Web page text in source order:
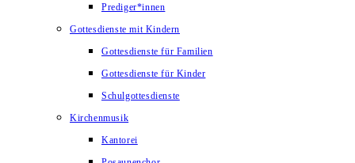
Prediger*innen
Gottesdienste mit Kindern
Gottesdienste für Familien
Gottesdienste für Kinder
Schulgottesdienste
Kirchenmusik
Kantorei